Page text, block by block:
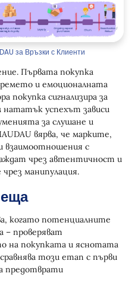
за Връзки с Клиенти
Първата покупка
и емоционалната
покупка сигнализира за
успехът зависи
за слушане и
вярва, че марките,
взаимоотношения с
чрез автентичност и
манипулация.
когато потенциалните
– проверяват
на покупката и яснотата
този етап с първи
предотврати